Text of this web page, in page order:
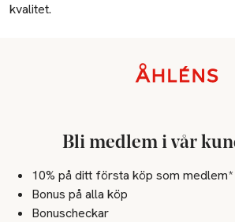
kvalitet.
Bli medlem i vår
10% på ditt första köp som medlem*
Bonus på alla köp
Bonuscheckar